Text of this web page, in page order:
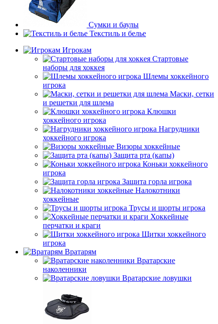
Сумки и баулы
Текстиль и белье
Игрокам
Стартовые
наборы для хоккея
Шлемы хоккейного
игрока
Маски, сетки
и решетки для шлема
Клюшки
хоккейного игрока
Нагрудники
хоккейного игрока
Визоры хоккейные
Защита рта (капы)
Коньки хоккейного
игрока
Защита горла игрока
Налокотники
хоккейные
Трусы и шорты игрока
Хоккейные
перчатки и краги
Щитки хоккейного
игрока
Вратарям
Вратарские
наколенники
Вратарские ловушки